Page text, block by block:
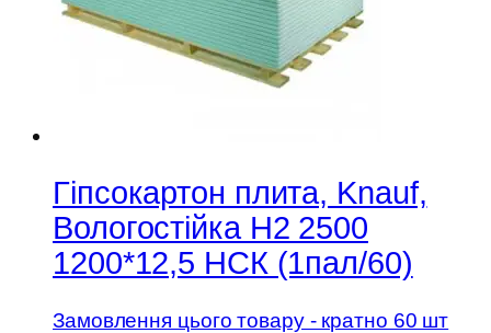
Гіпсокартон плита, Knauf,
Вологостійка Н2 2500
1200*12,5 НСК (1пал/60)
Замовлення цього товару - кратно 60 шт